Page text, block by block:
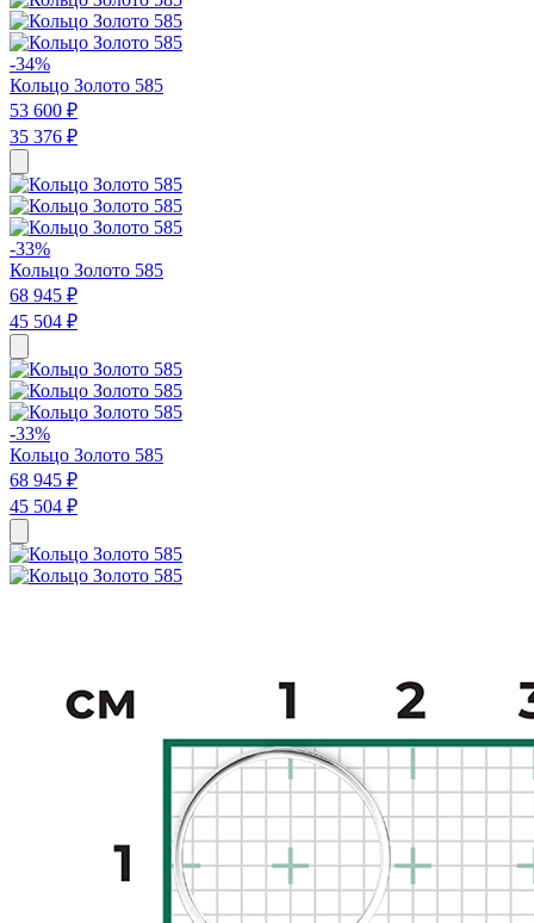
-34%
Кольцо Золото 585
53 600 ₽
35 376 ₽
-33%
Кольцо Золото 585
68 945 ₽
45 504 ₽
-33%
Кольцо Золото 585
68 945 ₽
45 504 ₽